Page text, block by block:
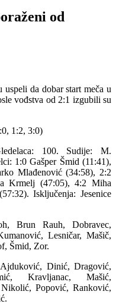
od
da dobar start meča u
vođstva od 2:1 izgubili su
1:2, 3:0)
100. Sudije: M.
1:0 Gašper Šmid (11:41),
Mlađenović (34:58), 2:2
Krmelj (47:05), 4:2 Miha
Isključenja: Jesenice
Brun Rauh, Dobravec,
Lesničar, Mašič,
Šmid, Zor.
Dinić, Dragović,
Kravljanac, Mašić,
Popović, Ranković,